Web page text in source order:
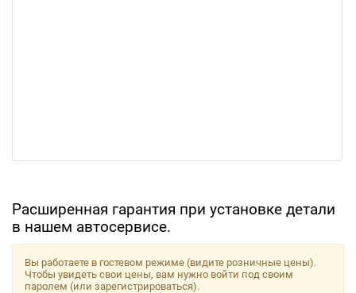
Расширенная гарантия при установке детали
в нашем автосервисе.
Вы работаете в гостевом режиме (видите розничные цены).
Чтобы увидеть свои цены, вам нужно войти под своим
паролем (или зарегистрироваться).